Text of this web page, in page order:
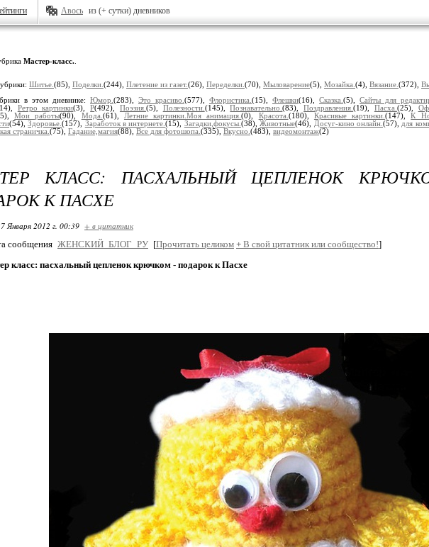
Авось из (+ сутки) дневников
Мастер-класс.
Шитье. (85), Поделки. (244), Плетение из газет.(26), Переделки. (70), Мыловарение(5), Мозайка. (4), Вязание. (372),
в этом дневнике: Юмор. (283), Это красиво. (577), Флористика. (15), Флешки(16), Сказка. (5), Сайты для
Ретро картинки(3),Р(492), Поэзия. (5), Полезности. (145),Познавательно.(83),Поздравления.(19), Пасха. (25),
Мои работы(90), Мода. (61), Летние картинки.Моя анимация.(0), Красота. (180), Красивые картинки.(147),К
(54),Здоровье.(157), Заработок в интернете.(15), Загадки,фокусы. (38),Животные(46), Досуг-кино онлайн. (57), для
страничка. (75), Гадание,магия(88), Все для фотошопа. (335), Вкусно. (483), видеомонтаж(2)
КЛАСС: ПАСХАЛЬНЫЙ ЦЕПЛЕНОК
К ПАСХЕ
Января 2012 г. 00:39 + в цитатник
сообщения ЖЕНСКИЙ_БЛОГ_РУ [Прочитать целиком + В свой цитатник или сообщество!]
класс: пасхальный цепленок крючком - подарок к Пасхе